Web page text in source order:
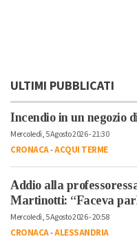
ULTIMI PUBBLICATI
Incendio in un negozio
Mercoledì, 5 Agosto 2026 - 21:30
CRONACA-ACQUI TERME
Addio alla
Martinotti: “Faceva
Mercoledì, 5 Agosto 2026 - 20:58
CRONACA-ALESSANDRIA